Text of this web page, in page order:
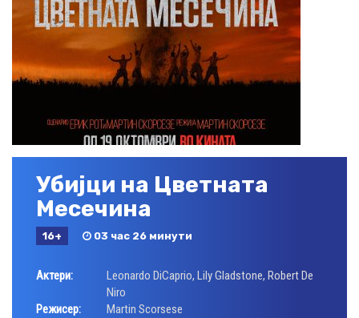
Убијци на Цветната
Месечина
16+ 03 час 26 минути
Актери: Leonardo DiCaprio, Lily Gladstone, Robert De
Niro
Режисер:
Martin Scorsese